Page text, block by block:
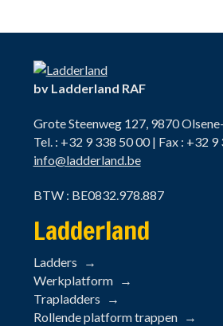
bv Ladderland RAF
Grote Steenweg 127, 9870
Tel. : +32 9 338 50 00 | Fax : +32 9
info@ladderland.be
BTW : BE0832.978.887
Ladderland
Ladders
Werkplatform
Trapladders
Rollende platform trappen